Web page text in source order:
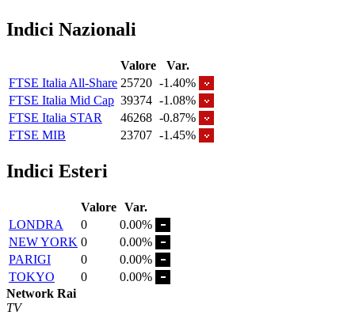
Indici Nazionali
Valore
Var.
FTSE Italia All-Share 25720 -1.40%
FTSE Italia Mid Cap 39374 -1.08%
FTSE Italia STAR
46268 -0.87%
FTSE MIB
23707 -1.45%
Indici Esteri
Valore Var.
LONDRA
0
0.00%
NEW YORK 0
0.00%
PARIGI
0
0.00%
TOKYO
0
0.00%
Network Rai
TV